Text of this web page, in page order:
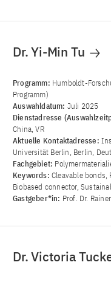
Dr. Yi-Min Tu
Programm: Humboldt-
Programm)
Auswahldatum: Juli 2025
Dienstadresse
China, VR
Aktuelle Kontaktadresse:
Universität Berlin, Berlin,
Fachgebiet:
Keywords: Cleavable bonds,
Biobased connector,
Gastgeber*in: Prof. Dr.
Dr. Victoria